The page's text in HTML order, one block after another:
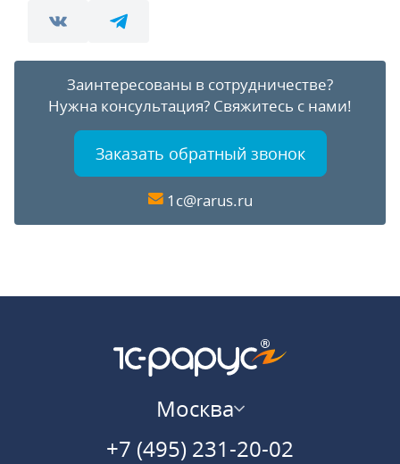
Заинтересованы в сотрудничестве?
Нужна консультация? Свяжитесь с нами!
Заказать обратный звонок
1c@rarus.ru
Москва
+7 (495) 231-20-02